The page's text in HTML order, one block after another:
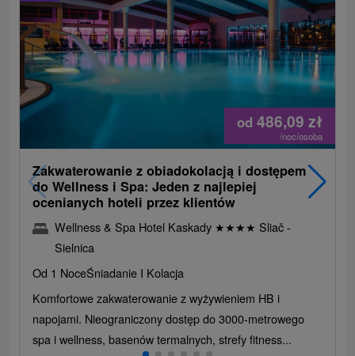
od 486,09 zł
/noc/osoba
Zakwaterowanie z obiadokolacją i dostępem
do Wellness i Spa: Jeden z najlepiej
ocenianych hoteli przez klientów
Wellness & Spa Hotel Kaskady ★★★★ Sliač -
Sielnica
Od 1 NoceŚniadanie I Kolacja
Komfortowe zakwaterowanie z wyżywieniem HB i
napojami. Nieograniczony dostęp do 3000-metrowego
spa i wellness, basenów termalnych, strefy fitness...